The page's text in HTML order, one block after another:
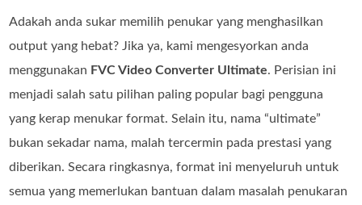
Adakah anda sukar memilih penukar yang menghasilkan
output yang hebat? Jika ya, kami mengesyorkan anda
menggunakan FVC Video Converter Ultimate. Perisian ini
menjadi salah satu pilihan paling popular bagi pengguna
yang kerap menukar format. Selain itu, nama “ultimate”
bukan sekadar nama, malah tercermin pada prestasi yang
diberikan. Secara ringkasnya, format ini menyeluruh untuk
semua yang memerlukan bantuan dalam masalah penukaran